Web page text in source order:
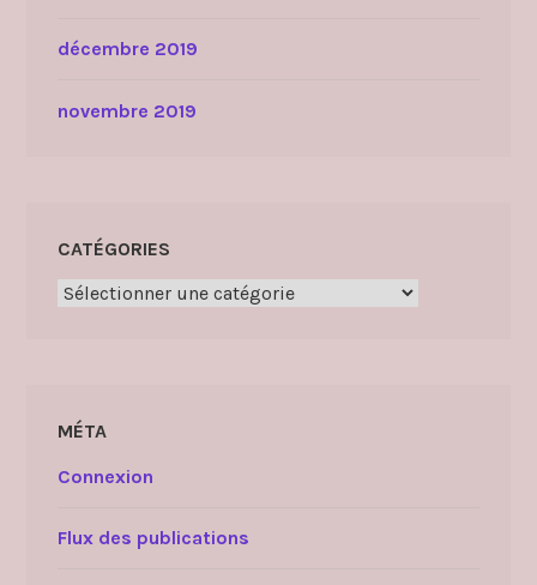
décembre 2019
novembre 2019
CATÉGORIES
Catégories
MÉTA
Connexion
Flux des publications